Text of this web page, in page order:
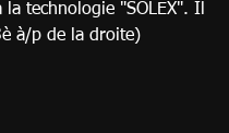
technologie "SOLEX". Il
à/p de la droite)